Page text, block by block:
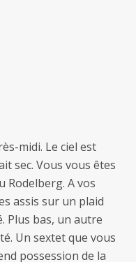
midi. Le ciel est
sec. Vous vous êtes
Rodelberg. A vos
assis sur un plaid
Plus bas, un autre
Un sextet que vous
possession de la